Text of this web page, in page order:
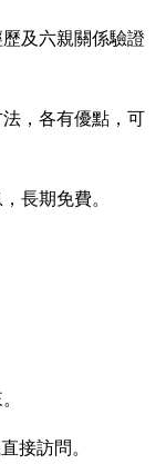
及六親關係驗證
，各有優點，可
長期免費。
接訪問。